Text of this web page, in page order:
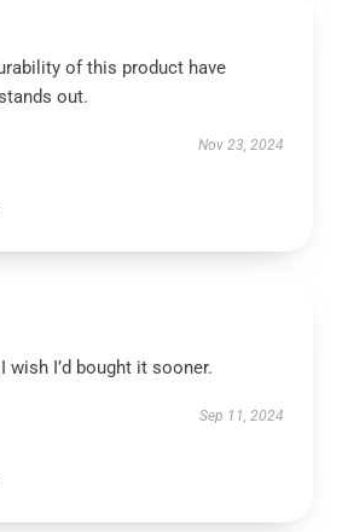
of this product have
out.
Nov 23, 2024
wish I’d bought it sooner.
Sep 11, 2024